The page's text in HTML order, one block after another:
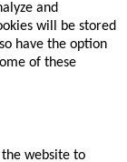
and
will be stored
have the option
of these
the website to